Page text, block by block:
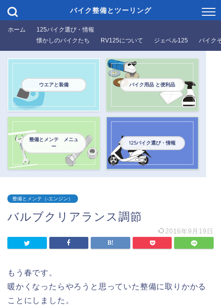
バイク整備とツーリング
ホーム
125バイク選び・情報
懐かしのバイクたち
RV125について ジェベル125 バイク
ウエアと装備 バイク用品 と便利品
整備とメンテ メニュ
ー
125バイク選び・情報
整備とメンテ（-エンジン）
バルブクリアランス調節
2016年9月19日
もう春です。
暖かくなったらやろうと思っていた整備に取りかかる
ことにしました。